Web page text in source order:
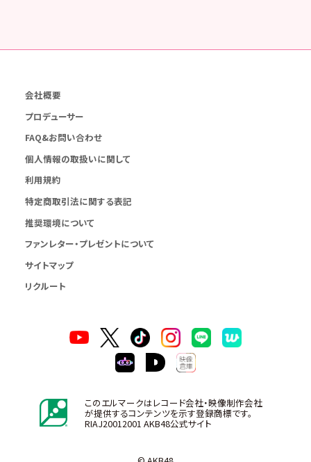
会社概要
プロデューサー
FAQ&お問い合わせ
個人情報の取扱いに関して
利用規約
特定商取引法に関する表記
推奨環境について
ファンレター・プレゼントについて
サイトマップ
リクルート
このエルマークはレコード会社・映像制作会社
が提供するコンテンツを示す登録商標です。
RIAJ20012001 AKB48公式サイト